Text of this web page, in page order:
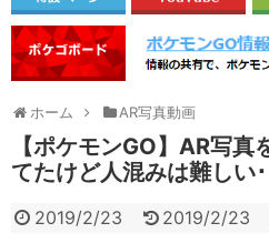
ホーム AR写真動画
【ポケモンGO】AR写
てたけど人混みは難しい･
2019/2/23 2019/2/23